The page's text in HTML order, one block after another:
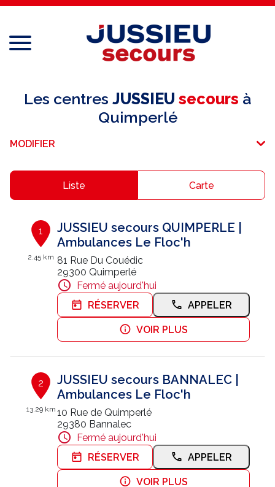
Menu
Réseau national
Services aux professionnels
E-paiement
Une question ?
Nous contacter
Trouver un centre JUSSIEU
Les centres JUSSIEU secours à
Quimperlé
MODIFIER
Liste Carte
1
2.45 km
JUSSIEU secours QUIMPERLE |
Ambulances Le Floc'h
81 Rue Du Couédic
29300 Quimperlé
Fermé aujourd'hui
RÉSERVER
APPELER
VOIR PLUS
2
13.29 km
JUSSIEU secours BANNALEC |
Ambulances Le Floc'h
10 Rue de Quimperlé
29380 Bannalec
Fermé aujourd'hui
RÉSERVER
APPELER
VOIR PLUS